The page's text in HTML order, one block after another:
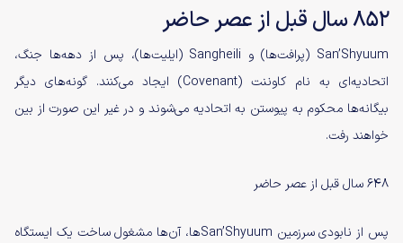
۸۵۲ سال قبل از عصر حاضر
San’Shyuum (پرافت‌ها) و Sangheili (ایلیت‌ها)، پس از دهه‌ها جنگ،
اتحادیه‌ای به نام کاوننت (Covenant) ایجاد می‌کنند. گونه‌های دیگر
بیگانه‌ها محکوم به پیوستن به اتحادیه می‌شوند و در غیر این صورت از بین
خواهند رفت.
۶۴۸ سال قبل از عصر حاضر
پس از نابودی سرزمین San’Shyuumها، آن‌ها مشغول ساخت یک ایستگاه